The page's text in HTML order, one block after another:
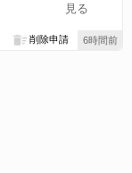
見る
6時間前
削除申請